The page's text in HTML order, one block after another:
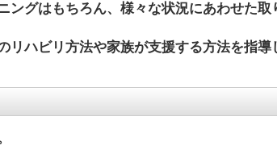
グはもちろん、様々な状況にあわせた
ハビリ方法や家族が支援する方法を指導